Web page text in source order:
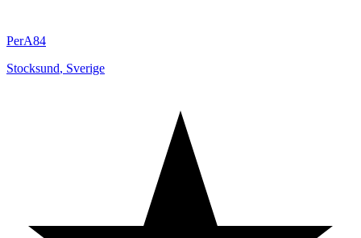
PerA84
Stocksund, Sverige